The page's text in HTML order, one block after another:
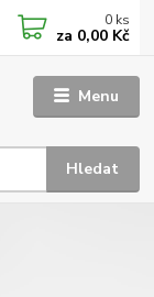
Menu
Hledat
0 ks
za 0,00 Kč